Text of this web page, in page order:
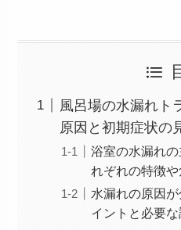
風呂場の水漏れト
原因と初期症状の
浴室の水漏れ
れぞれの特徴
水漏れの原因
イントと必要